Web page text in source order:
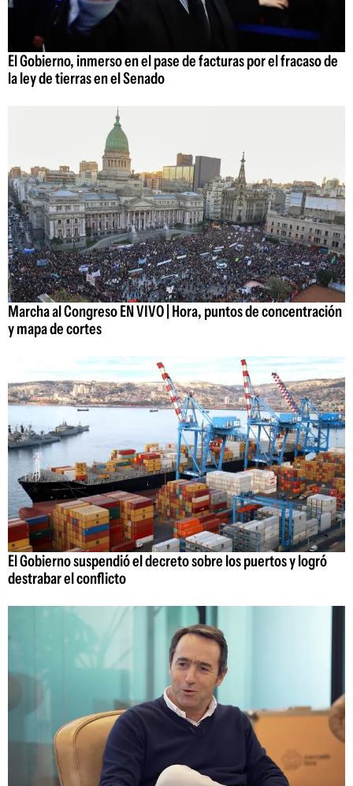
El Gobierno, inmerso en el pase de facturas por el fracaso de
la ley de tierras en el Senado
Marcha al Congreso EN VIVO | Hora, puntos de concentración
y mapa de cortes
El Gobierno suspendió el decreto sobre los puertos y logró
destrabar el conflicto